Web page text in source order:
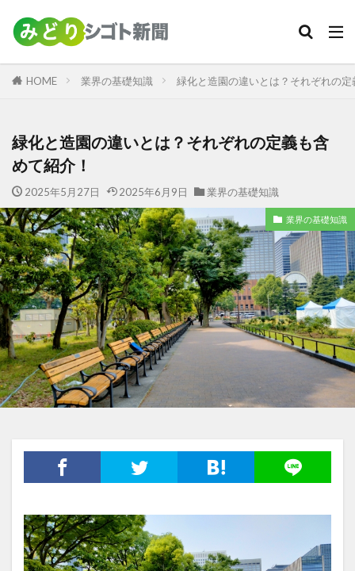
HOME 業界の基礎知識 緑化と造園の違いとは？それぞれの
緑化と造園の違いとは？それぞれの定義も含
めて紹介！
2025年5月27日 2025年6月9日 業界の基礎知識
業界の基礎知識
カテゴリー